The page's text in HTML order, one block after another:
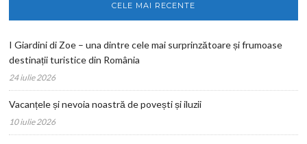
CELE MAI RECENTE
I Giardini di Zoe – una dintre cele mai surprinzătoare și frumoase
destinații turistice din România
24 iulie 2026
Vacanțele și nevoia noastră de povești și iluzii
10 iulie 2026